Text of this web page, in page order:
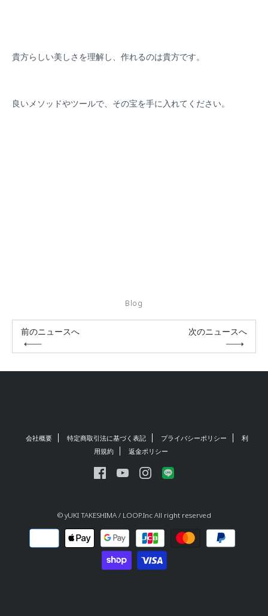
貴方らしい美しさを理解し、作れるのは貴方です。
良いメソッドやツールで、その宝を手に入れてください。
Blog
前のニュースへ 次のニュースへ
会社概要 特定商取引法に基づく表記 プライバシーポリシー
利
用規約
返金ポリシー
© yUKI TAKESHIMA / LOOP.Inc All right reserved